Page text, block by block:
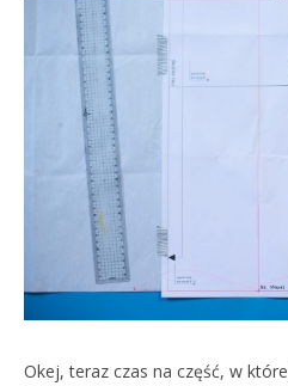
Okej, teraz czas na część, w